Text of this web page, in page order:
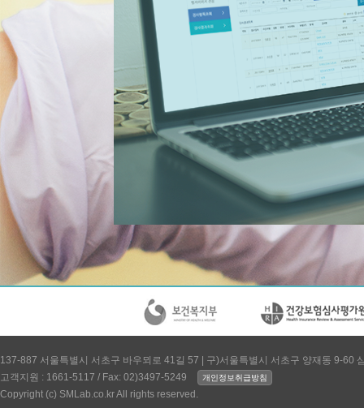
137-887 서울특별시 서초구 바우뫼로 41길 57 | 구)서울특별시 서초구 양재동 9-60
고객지원 : 1661-5117 / Fax: 02)3497-5249
개인정보취급방침
Copyright (c) SMLab.co.kr All rights reserved.